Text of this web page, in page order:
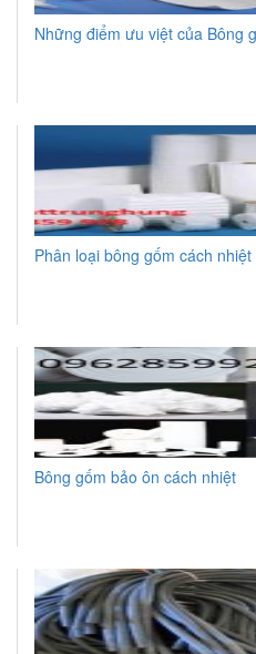
Những điểm ưu việt của Bông
Phân loại bông gốm cách nhiệt
Bông gốm bảo ôn cách nhiệt